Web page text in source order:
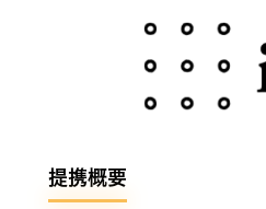
提携概要